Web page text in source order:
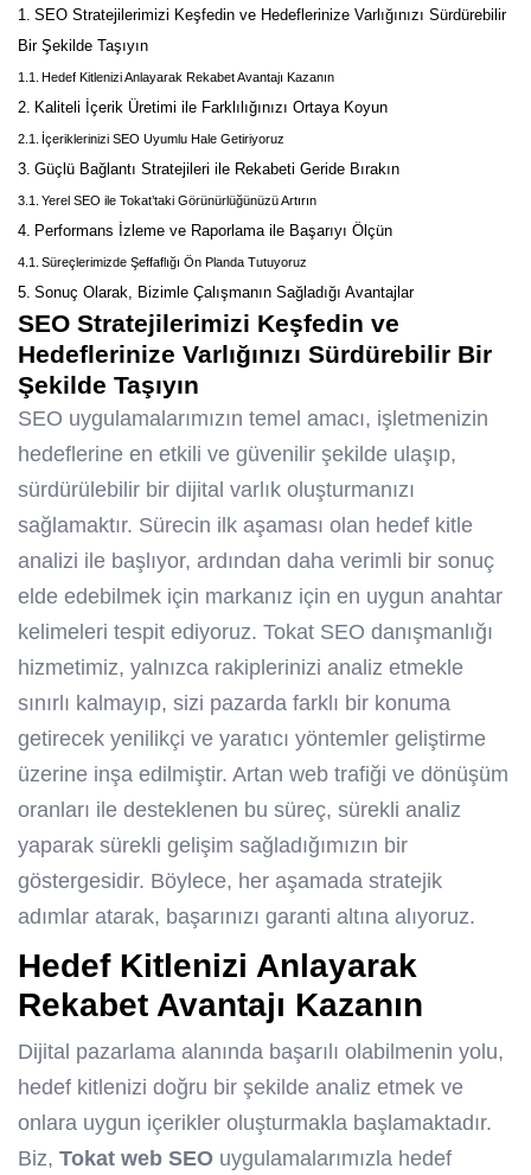
SEO Stratejilerimizi Keşfedin ve Hedeflerinize Varlığınızı Sürdürebilir
Bir Şekilde Taşıyın
Hedef Kitlenizi Anlayarak Rekabet Avantajı Kazanın
Kaliteli İçerik Üretimi ile Farklılığınızı Ortaya Koyun
İçeriklerinizi SEO Uyumlu Hale Getiriyoruz
Güçlü Bağlantı Stratejileri ile Rekabeti Geride Bırakın
Yerel SEO ile Tokat’taki Görünürlüğünüzü Artırın
Performans İzleme ve Raporlama ile Başarıyı Ölçün
Süreçlerimizde Şeffaflığı Ön Planda Tutuyoruz
Sonuç Olarak, Bizimle Çalışmanın Sağladığı Avantajlar
SEO Stratejilerimizi Keşfedin ve
Hedeflerinize Varlığınızı Sürdürebilir Bir
Şekilde Taşıyın
SEO uygulamalarımızın temel amacı, işletmenizin
hedeflerine en etkili ve güvenilir şekilde ulaşıp,
sürdürülebilir bir dijital varlık oluşturmanızı
sağlamaktır. Sürecin ilk aşaması olan hedef kitle
analizi ile başlıyor, ardından daha verimli bir sonuç
elde edebilmek için markanız için en uygun anahtar
kelimeleri tespit ediyoruz. Tokat SEO danışmanlığı
hizmetimiz, yalnızca rakiplerinizi analiz etmekle
sınırlı kalmayıp, sizi pazarda farklı bir konuma
getirecek yenilikçi ve yaratıcı yöntemler geliştirme
üzerine inşa edilmiştir. Artan web trafiği ve dönüşüm
oranları ile desteklenen bu süreç, sürekli analiz
yaparak sürekli gelişim sağladığımızın bir
göstergesidir. Böylece, her aşamada stratejik
adımlar atarak, başarınızı garanti altına alıyoruz.
Hedef Kitlenizi Anlayarak
Rekabet Avantajı Kazanın
Dijital pazarlama alanında başarılı olabilmenin yolu,
hedef kitlenizi doğru bir şekilde analiz etmek ve
onlara uygun içerikler oluşturmakla başlamaktadır.
Biz, Tokat web SEO uygulamalarımızla hedef